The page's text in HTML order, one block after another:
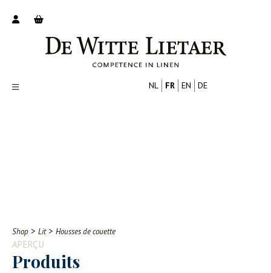
Contact
NL FR EN DE
Shop > Lit> Housses de couette
APERÇU
Produits